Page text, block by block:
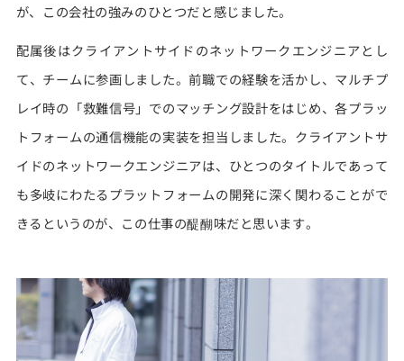
が、この会社の強みのひとつだと感じました。
配属後はクライアントサイドのネットワークエンジニアとし
て、チームに参画しました。前職での経験を活かし、マルチプ
レイ時の「救難信号」でのマッチング設計をはじめ、各プラッ
トフォームの通信機能の実装を担当しました。クライアントサ
イドのネットワークエンジニアは、ひとつのタイトルであって
も多岐にわたるプラットフォームの開発に深く関わることがで
きるというのが、この仕事の醍醐味だと思います。